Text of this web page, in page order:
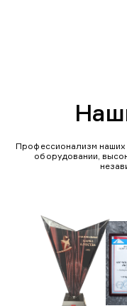
Профессионализм
оборудовании,